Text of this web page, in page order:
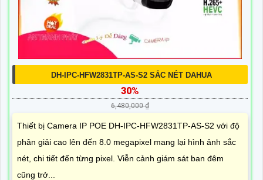
DH-IPC-HFW2831TP-AS-S2 SẮC NÉT DAHUA
30%
6,480,000 ₫
Thiết bị Camera IP POE DH-IPC-HFW2831TP-AS-S2 với độ
phân giải cao lên đến 8.0 megapixel mang lại hình ảnh sắc
nét, chi tiết đến từng pixel. Viễn cảnh giám sát ban đêm
cũng trở...